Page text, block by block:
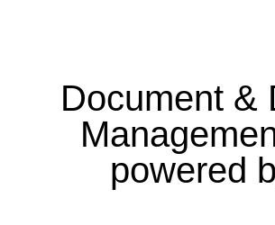
Document &
powered